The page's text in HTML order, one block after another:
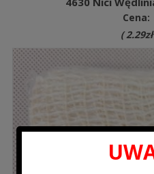
Cena:
(2.29zł